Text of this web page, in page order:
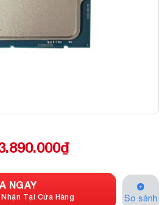
₫
NGAY
Tại Cửa Hàng So sánh